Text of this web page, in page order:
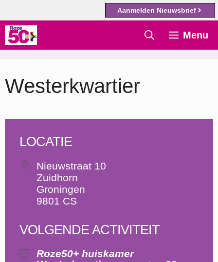
Aanmelden Nieuwsbrief
Ga
naar
Menu
Westerkwartier
LOCATIE
Nieuwstraat 10
Zuidhorn
Groningen
9801 CS
VOLGENDE ACTIVITEIT
Roze50+ huiskamer